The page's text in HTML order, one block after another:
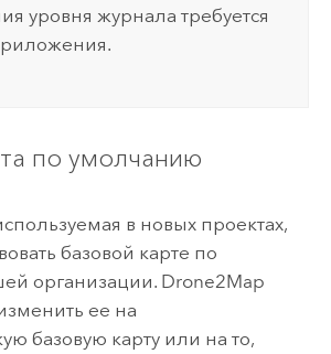
уровня журнала требуется
по умолчанию
в новых проектах,
базовой карте по
организации. Drone2Map
ее на
базовую карту или на то,